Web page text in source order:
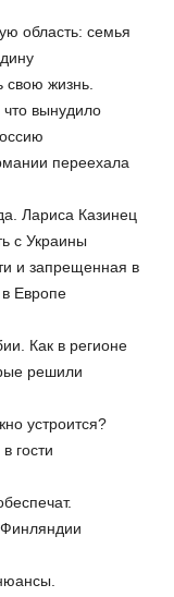
область: семья
свою жизнь.
вынудило
переехала
Лариса Казинец
с Украины
и запрещенная в
Европе
Как в регионе
решили
устроится?
гости